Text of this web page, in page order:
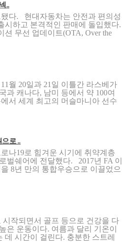
..
다. 현대자동차는 안전과 편의성
시하고 본격적인 판매에 돌입했다.
무선 업데이트(OTA, Over the
월 20일과 21일 이틀간 라스베가
과 캐나다, 남미 등에서 약 100여
서 세계 최고의 머슬마니아 선수
로 ..
나19로 힘겨운 시기에 취약계층
벌쉐어에 전달했다. 2017년 FA 이
8년 만의 통합우승으로 이끌었으
작되면서 골프 등으로 건강을 다
은 운동이다. 여름과 달리 기온이
시간이 걸린다. 충분한 스트레